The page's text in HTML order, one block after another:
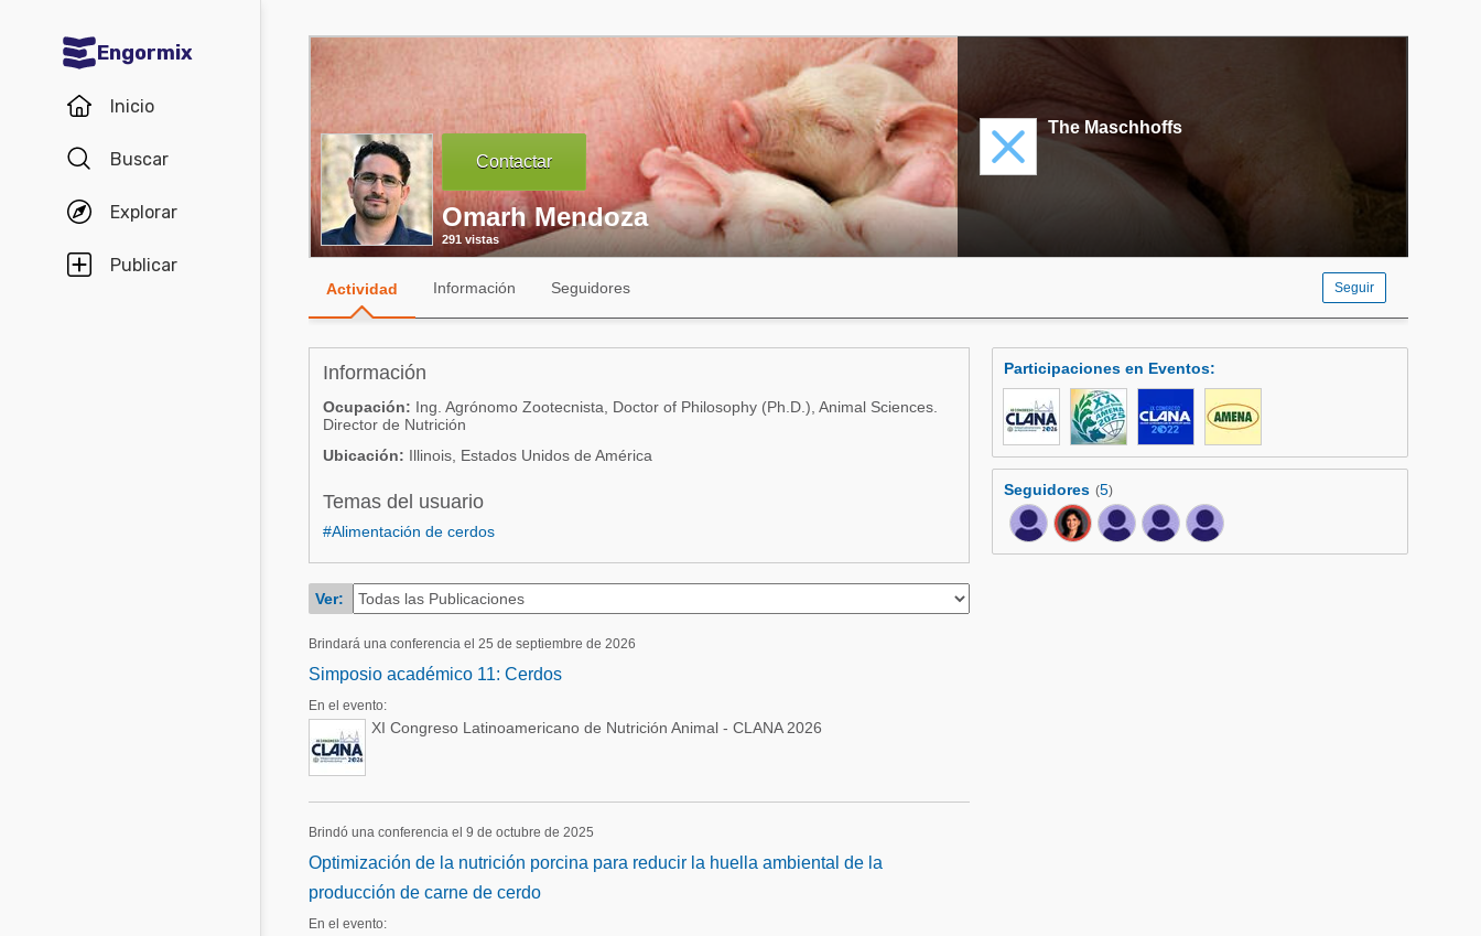
Engormix
Inicio
Buscar
Explorar
Publicar
Comunidades en español
Agricultura
Balanceados - Piensos
Avicultura
Ganadería
Porcicultura
Acuacultura
Micotoxinas
Avicultura
Porcicultura
Lechería
Balanceados - Piensos
Comunidades en portugués
Micotoxinas
Porcicultura
Ganadería
Lechería
Contactar
Omarh Mendoza
291 vistas
The Maschhoffs
Actividad Información Seguidores Seguir
Información
Ocupación: Ing. Agrónomo Zootecnista, Doctor of Philosophy (Ph.D.), Animal Sciences.
Director de Nutrición
Ubicación: Illinois, Estados Unidos de América
Temas del usuario
#Alimentación de cerdos
Ver:
Brindará una conferencia el 25 de septiembre de 2026
Simposio académico 11: Cerdos
En el evento:
XI Congreso Latinoamericano de Nutrición Animal - CLANA 2026
Brindó una conferencia el 9 de octubre de 2025
Optimización de la nutrición porcina para reducir la huella ambiental de la
producción de carne de cerdo
En el evento:
Participaciones en Eventos:
Seguidores (5)